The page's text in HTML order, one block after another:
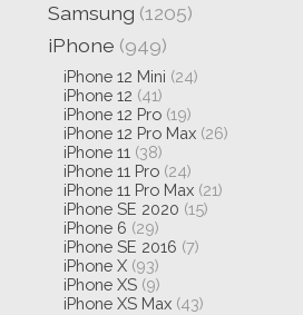
Samsung (1205)
iPhone (949)
iPhone 12 Mini (24)
iPhone 12 (41)
iPhone 12 Pro (19)
iPhone 12 Pro Max (26)
iPhone 11 (38)
iPhone 11 Pro (24)
iPhone 11 Pro Max (21)
iPhone SE 2020 (15)
iPhone 6 (29)
iPhone SE 2016 (7)
iPhone X (93)
iPhone XS (9)
iPhone XS Max (43)